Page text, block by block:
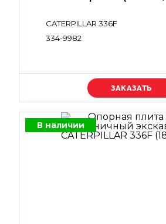
CATERPILLAR 336F
334-9982
Уточняйте цену
В наличии